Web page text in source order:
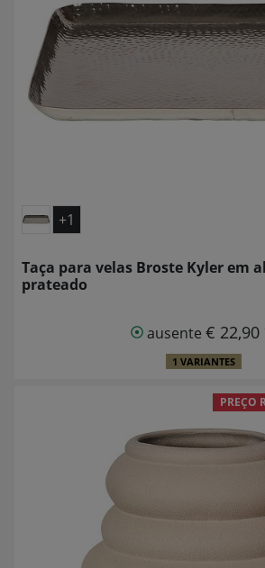
+1
Taça para velas Broste Kyler em
prateado
ausente € 22,90
1 VARIANTES
PREÇO